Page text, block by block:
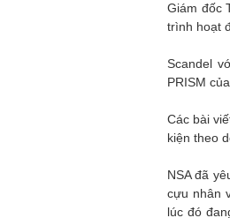
Giám đốc
trình hoạt
Scandel
PRISM
Các bài
kiện theo
NSA đã
cựu nhân
lúc đó